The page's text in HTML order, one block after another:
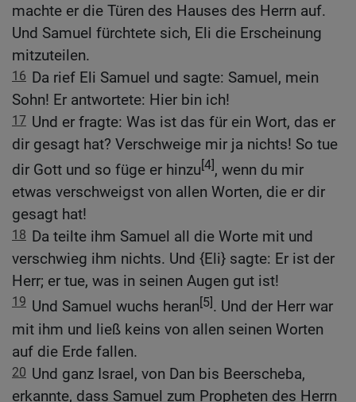
machte er die Türen des Hauses des Herrn auf.
Und Samuel fürchtete sich, Eli die Erscheinung
mitzuteilen.
16 Da rief Eli Samuel und sagte: Samuel, mein
Sohn! Er antwortete: Hier bin ich!
17 Und er fragte: Was ist das für ein Wort, das er
dir gesagt hat? Verschweige mir ja nichts! So tue
dir Gott und so füge er hinzu[4], wenn du mir
etwas verschweigst von allen Worten, die er dir
gesagt hat!
18 Da teilte ihm Samuel all die Worte mit und
verschwieg ihm nichts. Und {Eli} sagte: Er ist der
Herr; er tue, was in seinen Augen gut ist!
19 Und Samuel wuchs heran[5]. Und der Herr war
mit ihm und ließ keins von allen seinen Worten
auf die Erde fallen.
20 Und ganz Israel, von Dan bis Beerscheba,
erkannte, dass Samuel zum Propheten des Herrn